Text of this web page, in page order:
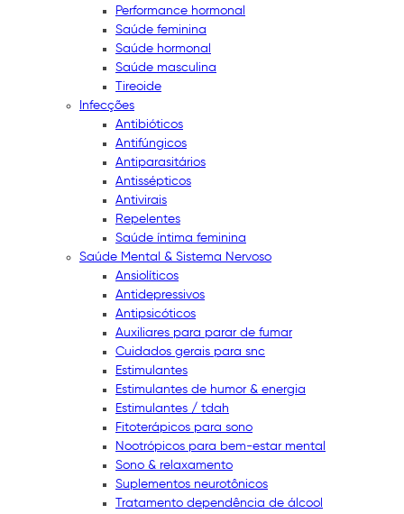
Performance hormonal
Saúde feminina
Saúde hormonal
Saúde masculina
Tireoide
Infecções
Antibióticos
Antifúngicos
Antiparasitários
Antissépticos
Antivirais
Repelentes
Saúde íntima feminina
Saúde Mental & Sistema Nervoso
Ansiolíticos
Antidepressivos
Antipsicóticos
Auxiliares para parar de fumar
Cuidados gerais para snc
Estimulantes
Estimulantes de humor & energia
Estimulantes / tdah
Fitoterápicos para sono
Nootrópicos para bem-estar mental
Sono & relaxamento
Suplementos neurotônicos
Tratamento dependência de álcool